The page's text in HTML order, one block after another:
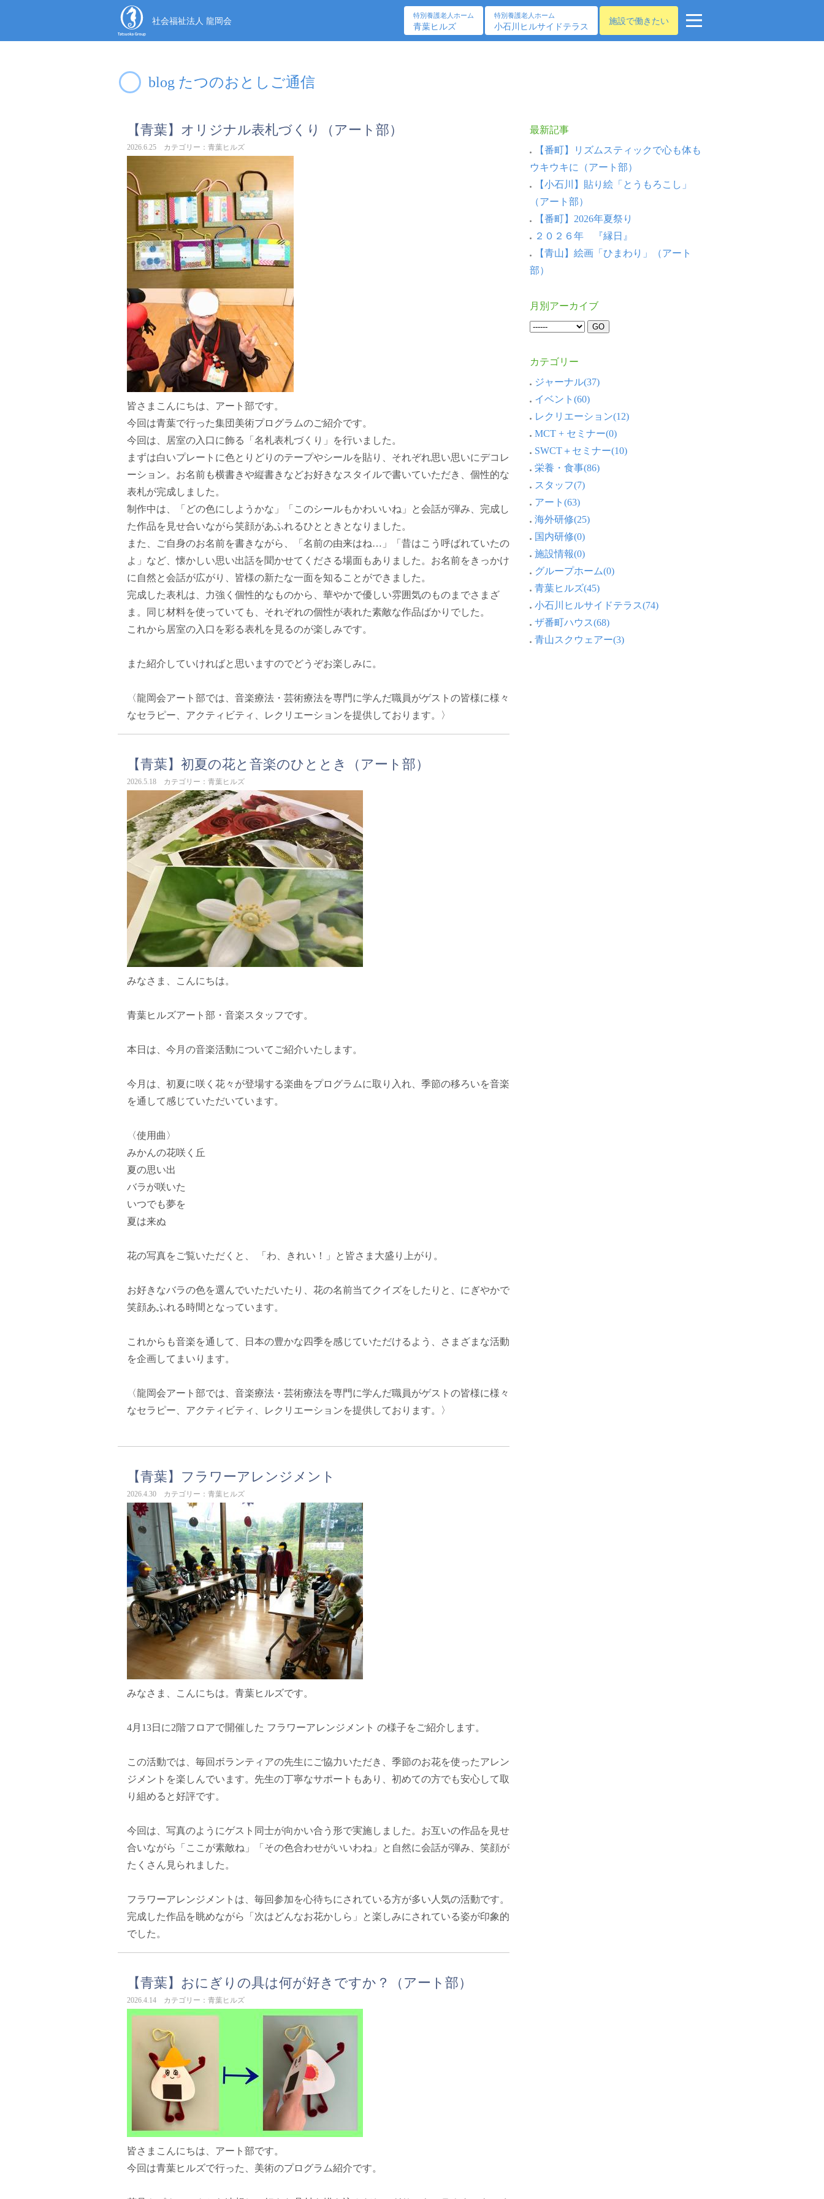
社会福祉法人 龍岡会
特別養護老人ホーム
青葉ヒルズ
特別養護老人ホーム
小石川ヒルサイドテラス
施設で働きたい
blog たつのおとしご通信
【青葉】オリジナル表札づくり（アート部）
2026.6.25 カテゴリー：青葉ヒルズ
皆さまこんにちは、アート部です。
今回は青葉で行った集団美術プログラムのご紹介です。
今回は、居室の入口に飾る「名札表札づくり」を行いました。
まずは白いプレートに色とりどりのテープやシールを貼り、それぞれ思い思いにデコレ
ーション。お名前も横書きや縦書きなどお好きなスタイルで書いていただき、個性的な
表札が完成しました。
制作中は、「どの色にしようかな」「このシールもかわいいね」と会話が弾み、完成し
た作品を見せ合いながら笑顔があふれるひとときとなりました。
また、ご自身のお名前を書きながら、「名前の由来はね…」「昔はこう呼ばれていたの
よ」など、懐かしい思い出話を聞かせてくださる場面もありました。お名前をきっかけ
に自然と会話が広がり、皆様の新たな一面を知ることができました。
完成した表札は、力強く個性的なものから、華やかで優しい雰囲気のものまでさまざ
ま。同じ材料を使っていても、それぞれの個性が表れた素敵な作品ばかりでした。
これから居室の入口を彩る表札を見るのが楽しみです。
また紹介していければと思いますのでどうぞお楽しみに。
〈龍岡会アート部では、音楽療法・芸術療法を専門に学んだ職員がゲストの皆様に様々
なセラピー、アクティビティ、レクリエーションを提供しております。〉
【青葉】初夏の花と音楽のひととき（アート部）
2026.5.18 カテゴリー：青葉ヒルズ
みなさま、こんにちは。
青葉ヒルズアート部・音楽スタッフです。
本日は、今月の音楽活動についてご紹介いたします。
今月は、初夏に咲く花々が登場する楽曲をプログラムに取り入れ、季節の移ろいを音楽
を通して感じていただいています。
〈使用曲〉
みかんの花咲く丘
夏の思い出
バラが咲いた
いつでも夢を
夏は来ぬ
花の写真をご覧いただくと、 「わ、きれい！」と皆さま大盛り上がり。
お好きなバラの色を選んでいただいたり、花の名前当てクイズをしたりと、にぎやかで
笑顔あふれる時間となっています。
これからも音楽を通して、日本の豊かな四季を感じていただけるよう、さまざまな活動
を企画してまいります。
〈龍岡会アート部では、音楽療法・芸術療法を専門に学んだ職員がゲストの皆様に様々
なセラピー、アクティビティ、レクリエーションを提供しております。〉
【青葉】フラワーアレンジメント
2026.4.30 カテゴリー：青葉ヒルズ
みなさま、こんにちは。青葉ヒルズです。
4月13日に2階フロアで開催した フラワーアレンジメント の様子をご紹介します。
この活動では、毎回ボランティアの先生にご協力いただき、季節のお花を使ったアレン
ジメントを楽しんでいます。先生の丁寧なサポートもあり、初めての方でも安心して取
り組めると好評です。
今回は、写真のようにゲスト同士が向かい合う形で実施しました。お互いの作品を見せ
合いながら「ここが素敵ね」「その色合わせがいいわね」と自然に会話が弾み、笑顔が
たくさん見られました。
フラワーアレンジメントは、毎回参加を心待ちにされている方が多い人気の活動です。
完成した作品を眺めながら「次はどんなお花かしら」と楽しみにされている姿が印象的
でした。
【青葉】おにぎりの具は何が好きですか？（アート部）
2026.4.14 カテゴリー：青葉ヒルズ
皆さまこんにちは、アート部です。
今回は青葉ヒルズで行った、美術のプログラム紹介です。
最新記事
【番町】リズムスティックで心も体も
ウキウキに（アート部）
【小石川】貼り絵「とうもろこし」
（アート部）
【番町】2026年夏祭り
２０２６年 『縁日』
【青山】絵画「ひまわり」（アート
部）
月別アーカイブ
カテゴリー
ジャーナル(37)
イベント(60)
レクリエーション(12)
MCT + セミナー(0)
SWCT＋セミナー(10)
栄養・食事(86)
スタッフ(7)
アート(63)
海外研修(25)
国内研修(0)
施設情報(0)
グループホーム(0)
青葉ヒルズ(45)
小石川ヒルサイドテラス(74)
ザ番町ハウス(68)
青山スクウェアー(3)